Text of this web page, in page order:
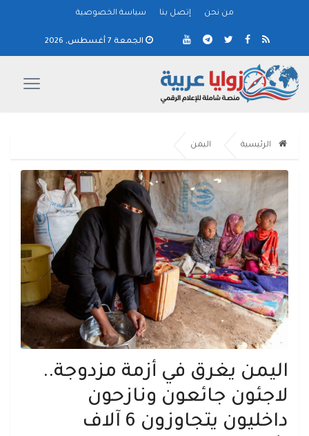
من نحن إتصل بنا سياسة الخصوصية
الجمعة 7 أغسطس, 2026
الرئيسية اليمن
اليمن يغرق في أزمة مزدوجة..
لاجئون جائعون ونازحون
داخليون يتجاوزون 6 آلاف